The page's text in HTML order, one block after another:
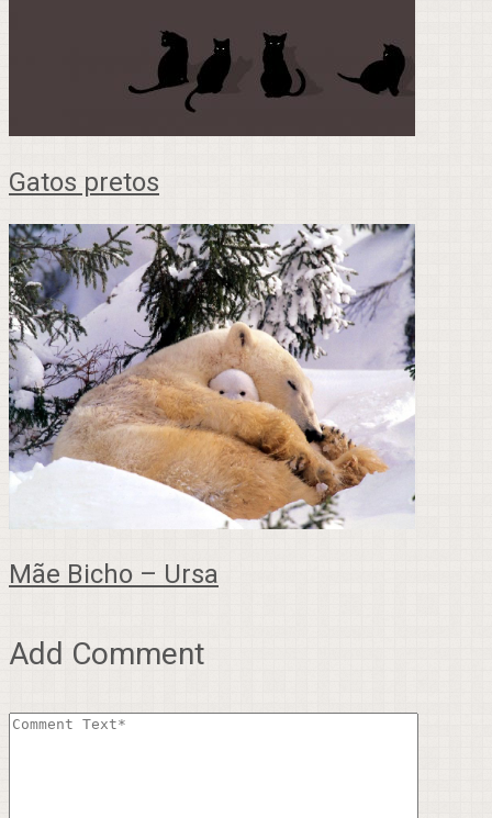
Gatos pretos
Mãe Bicho – Ursa
Add Comment